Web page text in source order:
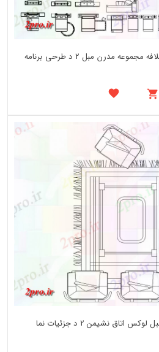
دانلود نقشه بلوک مبل راحتی ملافه مجموعه مدرن مبل 2 د طرحی برنامه
دانلود نقشه بلوک مبل راحتی مبل لوکس اتاق نشیمن 2 د جزئیات نما